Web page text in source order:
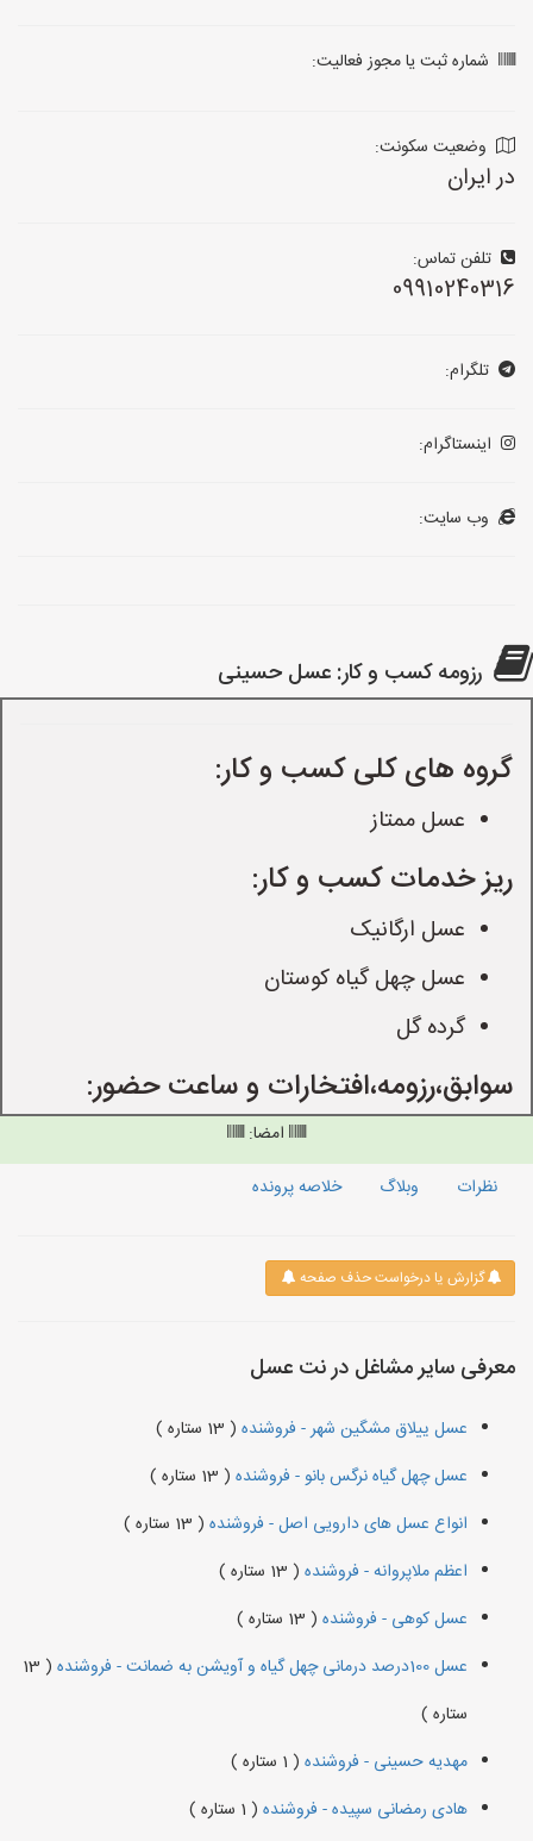
شماره ثبت یا مجوز فعالیت:
وضعیت سکونت:
در ایران
تلفن تماس:
09910240316
تلگرام:
اینستاگرام:
وب سایت:
رزومه کسب و کار: عسل حسینی
گروه های کلی کسب و کار:
عسل ممتاز
ریز خدمات کسب و کار:
عسل ارگانیک
عسل چهل گیاه کوستان
گرده گل
سوابق،رزومه،افتخارات و ساعت حضور:
امضا:
نظرات
وبلاگ خلاصه پرونده
گزارش یا درخواست حذف صفحه
معرفی سایر مشاغل در نت عسل
عسل ییلاق مشگین شهر - فروشنده ( 13 ستاره )
عسل چهل گیاه نرگس بانو - فروشنده ( 13 ستاره )
انواع عسل های دارویی اصل - فروشنده ( 13 ستاره )
اعظم ملاپروانه - فروشنده ( 13 ستاره )
عسل کوهی - فروشنده ( 13 ستاره )
عسل 100درصد درمانی چهل گیاه و آویشن به ضمانت - فروشنده
( 13
ستاره )
مهدیه حسینی - فروشنده ( 1 ستاره )
هادی رمضانی سپیده - فروشنده ( 1 ستاره )